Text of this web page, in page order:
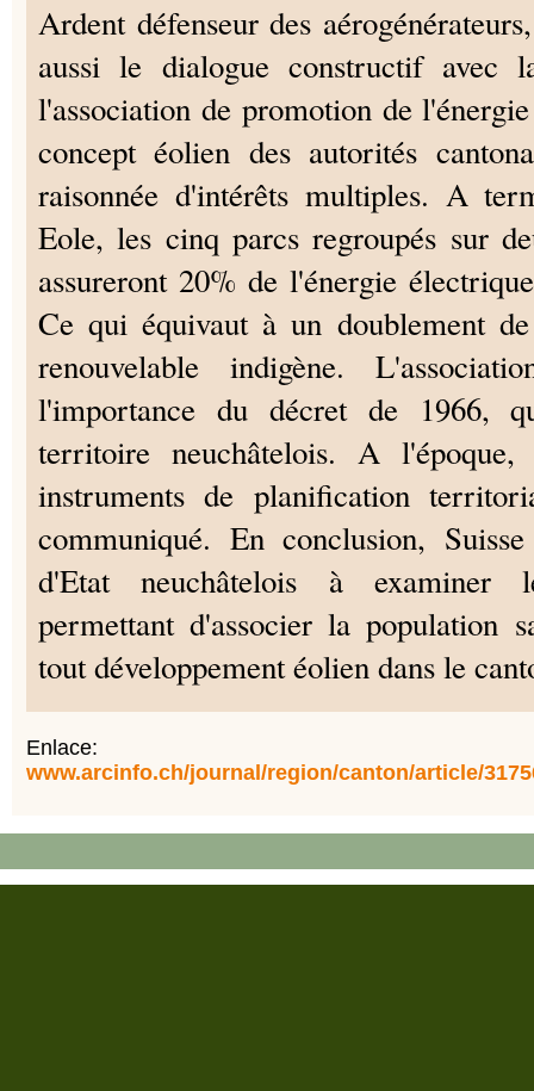
Ardent défenseur des
aussi le dialogue constructif avec
l'association de promotion de
concept éolien des autorités
raisonnée d'intérêts multiples. A
Eole, les cinq parcs regroupés sur
assureront 20% de l'énergie
Ce qui équivaut à un doublement
renouvelable indigène.
l'importance du décret de 1966,
territoire neuchâtelois. A
instruments de planification
communiqué. En conclusion,
d'Etat neuchâtelois à examiner
permettant d'associer la population
tout développement éolien dans le
Enlace:
www.arcinfo.ch/journal/region/canton/article/